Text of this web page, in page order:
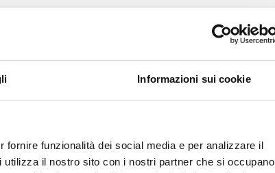
Informazioni sui cookie
funzionalità dei social media e per analizzare il
il nostro sito con i nostri partner che si occupano